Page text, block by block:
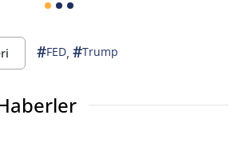
#FED, #Trump